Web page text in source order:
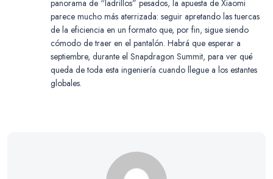
panorama de “ladrillos” pesados, la apuesta de Xiaomi
parece mucho más aterrizada: seguir apretando las tuercas
de la eficiencia en un formato que, por fin, sigue siendo
cómodo de traer en el pantalón. Habrá que esperar a
septiembre, durante el Snapdragon Summit, para ver qué
queda de toda esta ingeniería cuando llegue a los estantes
globales.